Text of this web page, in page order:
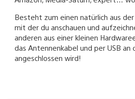
Besteht zum einen natürlich aus
mit der du anschauen und
anderen aus einer kleinen
das Antennenkabel und per USB an
angeschlossen wird!